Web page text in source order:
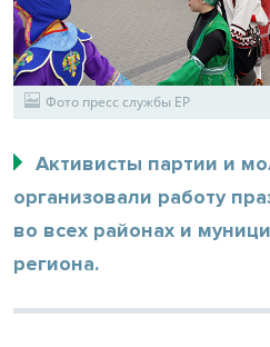
Фото пресс службы ЕР
Активисты партии и
организовали работу
во всех районах и
региона.